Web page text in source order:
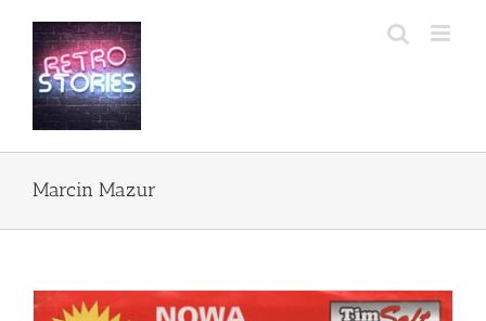
zawartości
Marcin Mazur